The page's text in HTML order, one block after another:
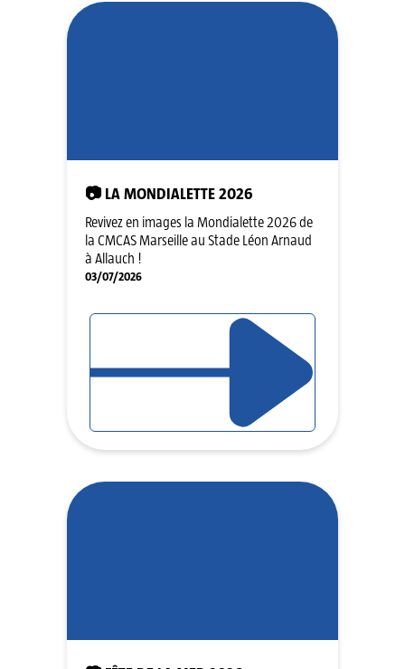
📷 LA MONDIALETTE 2026
Revivez en images la Mondialette 2026 de
la CMCAS Marseille au Stade Léon Arnaud
à Allauch !
03/07/2026